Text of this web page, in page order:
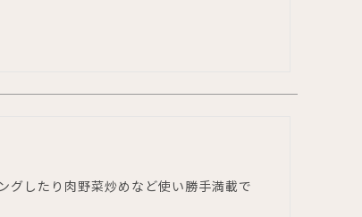
グしたり肉野菜炒めなど使い勝手満載で